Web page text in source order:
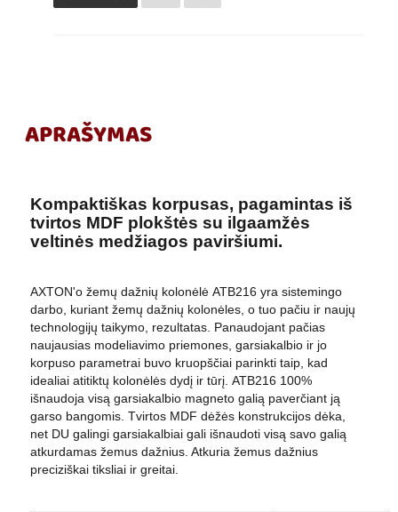
APRAŠYMAS
Kompaktiškas korpusas, pagamintas iš
tvirtos MDF plokštės su ilgaamžės
veltinės medžiagos paviršiumi.
AXTON'o žemų dažnių kolonėlė ATB216 yra sistemingo
darbo, kuriant žemų dažnių kolonėles, o tuo pačiu ir naujų
technologijų taikymo, rezultatas. Panaudojant pačias
naujausias modeliavimo priemones, garsiakalbio ir jo
korpuso parametrai buvo kruopščiai parinkti taip, kad
idealiai atitiktų kolonėlės dydį ir tūrį. ATB216 100%
išnaudoja visą garsiakalbio magneto galią paverčiant ją
garso bangomis. Tvirtos MDF dėžės konstrukcijos dėka,
net DU galingi garsiakalbiai gali išnaudoti visą savo galią
atkurdamas žemus dažnius. Atkuria žemus dažnius
preciziškai tiksliai ir greitai.